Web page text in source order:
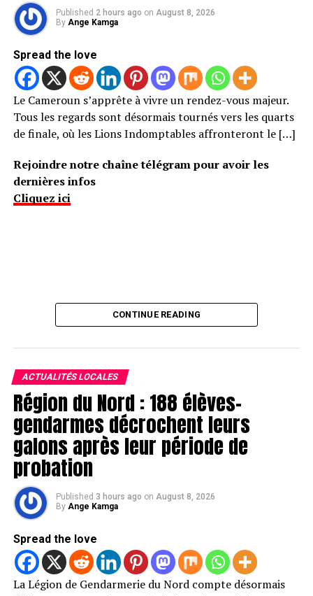
Published 2 hours ago on August 8, 2026
By Ange Kamga
Spread the love
Le Cameroun s’apprête à vivre un rendez-vous majeur.
Tous les regards sont désormais tournés vers les quarts
de finale, où les Lions Indomptables affronteront le […]
Rejoindre notre chaîne télégram pour avoir les
dernières infos
Cliquez ici
CONTINUE READING
ACTUALITÉS LOCALES
Région du Nord : 188 élèves-
gendarmes décrochent leurs
galons après leur période de
probation
Published 3 hours ago on August 8, 2026
By Ange Kamga
Spread the love
La Légion de Gendarmerie du Nord compte désormais